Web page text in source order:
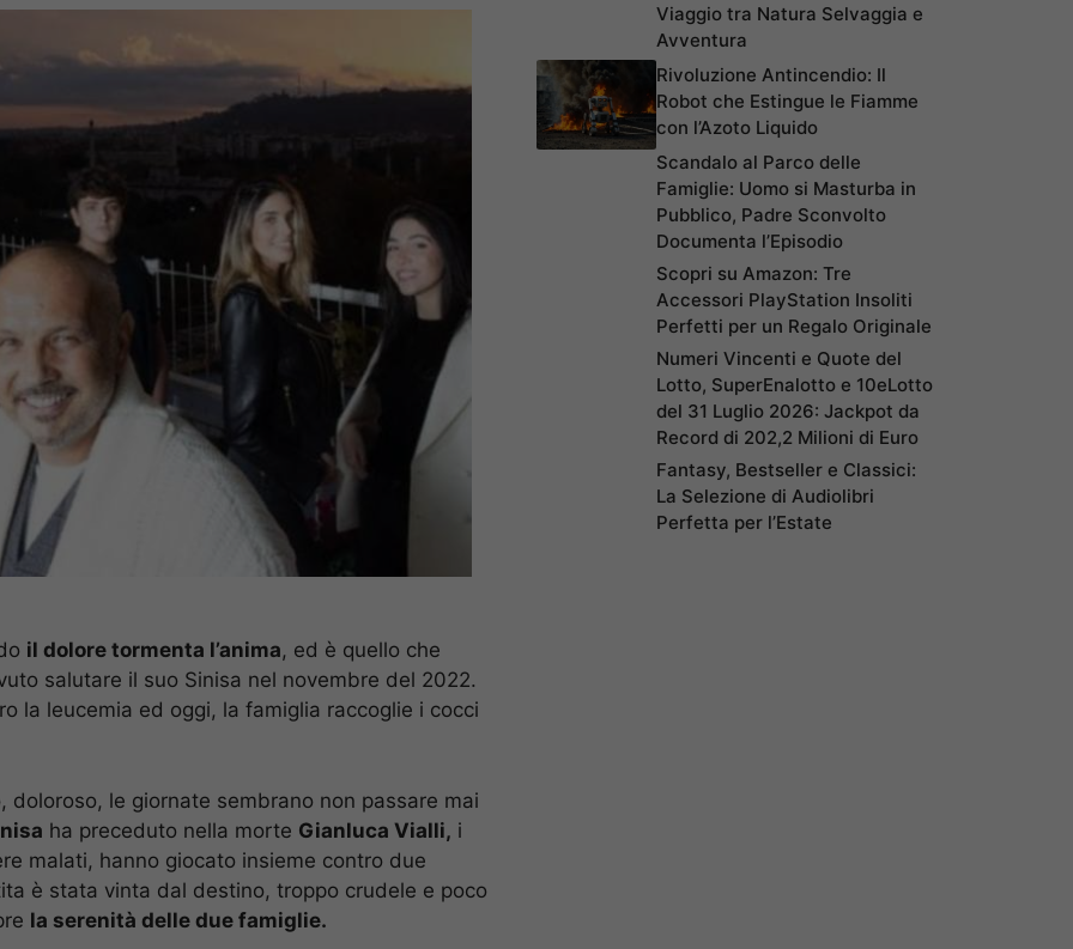
il dolore tormenta l’anima, ed è quello che
salutare il suo Sinisa nel novembre del 2022.
la leucemia ed oggi, la famiglia raccoglie i cocci
le giornate sembrano non passare mai
ha preceduto nella morte Gianluca Vialli, i
malati, hanno giocato insieme contro due
è stata vinta dal destino, troppo crudele e poco
la serenità delle due famiglie.
Viaggio tra Natura Selvaggia e
Avventura
Rivoluzione Antincendio: Il
Robot che Estingue le Fiamme
con l’Azoto Liquido
Scandalo al Parco delle
Famiglie: Uomo si Masturba in
Pubblico, Padre Sconvolto
Documenta l’Episodio
Scopri su Amazon: Tre
Accessori PlayStation Insoliti
Perfetti per un Regalo Originale
Numeri Vincenti e Quote del
Lotto, SuperEnalotto e 10eLotto
del 31 Luglio 2026: Jackpot da
Record di 202,2 Milioni di Euro
Fantasy, Bestseller e Classici:
La Selezione di Audiolibri
Perfetta per l’Estate